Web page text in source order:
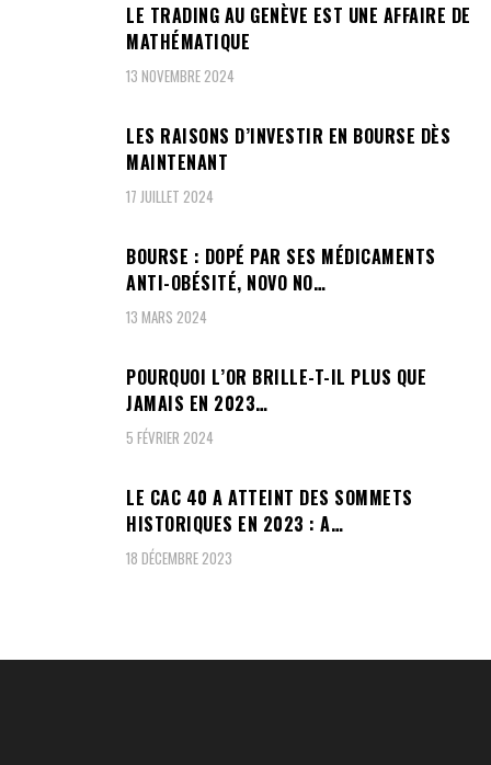
LE TRADING AU GENÈVE EST UNE AFFAIRE DE
MATHÉMATIQUE
13 NOVEMBRE 2024
LES RAISONS D’INVESTIR EN BOURSE DÈS
MAINTENANT
17 JUILLET 2024
BOURSE : DOPÉ PAR SES MÉDICAMENTS
ANTI-OBÉSITÉ, NOVO NO…
13 MARS 2024
POURQUOI L’OR BRILLE-T-IL PLUS QUE
JAMAIS EN 2023…
5 FÉVRIER 2024
LE CAC 40 A ATTEINT DES SOMMETS
HISTORIQUES EN 2023 : A…
18 DÉCEMBRE 2023